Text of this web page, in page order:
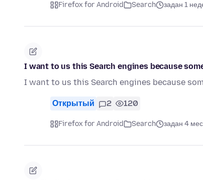
Firefox for Android Search задан 1
I want to us this Search engines because
I want to us this Search engines because
Открытый 2 120
Firefox for Android Search задан 4